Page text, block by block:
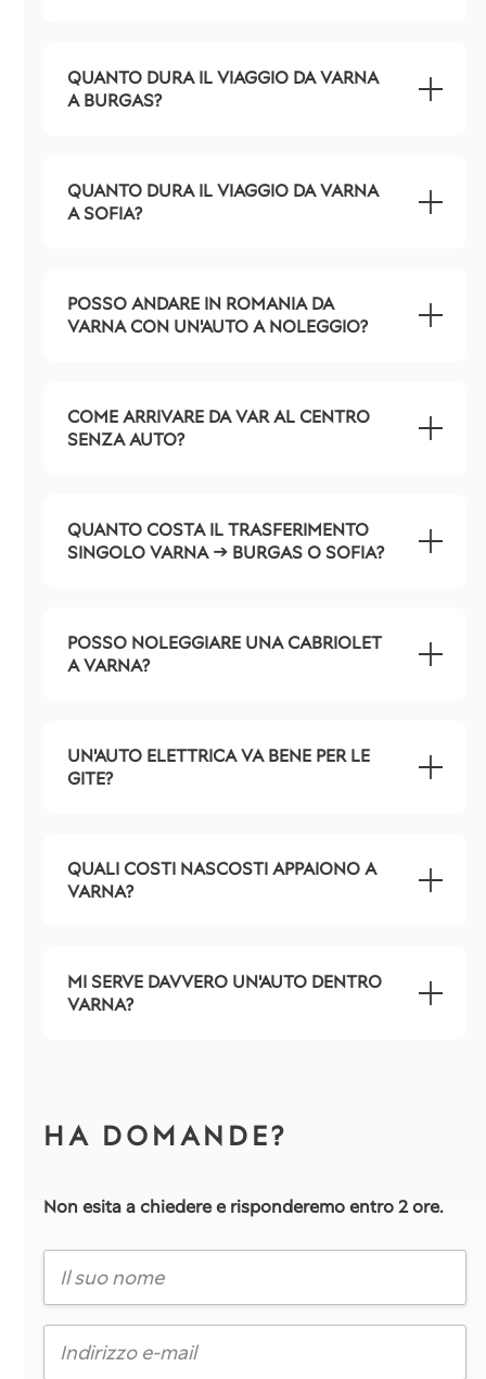
QUANTO DURA IL VIAGGIO DA VARNA
A BURGAS?
QUANTO DURA IL VIAGGIO DA VARNA
A SOFIA?
POSSO ANDARE IN ROMANIA DA
VARNA CON UN'AUTO A NOLEGGIO?
COME ARRIVARE DA VAR AL CENTRO
SENZA AUTO?
QUANTO COSTA IL TRASFERIMENTO
SINGOLO VARNA → BURGAS O SOFIA?
POSSO NOLEGGIARE UNA CABRIOLET
A VARNA?
UN'AUTO ELETTRICA VA BENE PER LE
GITE?
QUALI COSTI NASCOSTI APPAIONO A
VARNA?
MI SERVE DAVVERO UN'AUTO DENTRO
VARNA?
HA DOMANDE?
Non esita a chiedere e risponderemo entro 2 ore.